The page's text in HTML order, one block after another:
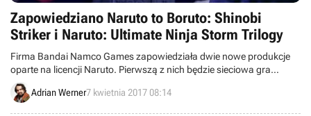
Zapowiedziano Naruto to Boruto: Shinobi
Striker i Naruto: Ultimate Ninja Storm Trilogy
Firma Bandai Namco Games zapowiedziała dwie nowe produkcje
oparte na licencji Naruto. Pierwszą z nich będzie sieciowa gra
bitewna Naruto to Boruto: Shinobi Striker, pozwalajaca na
drużynowe starcia na dużych trójwymiarowych arenach. Druga
Adrian Werner7 kwietnia 2017 08:14